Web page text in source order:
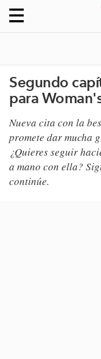
Segundo
para
Nueva cita con la
promete dar mucha
¿Quieres seguir
a mano con ella?
continúe.